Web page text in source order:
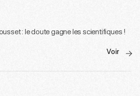
: le doute gagne les scientifiques !
Voir